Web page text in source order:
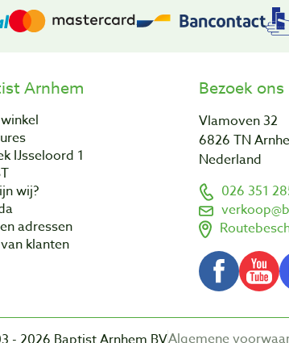
Arnhem
IJsseloord 1
wij?
adressen
klanten
Bezoek ons
Vlamoven 32
6826 TN
Nederland
026 351
Algemene